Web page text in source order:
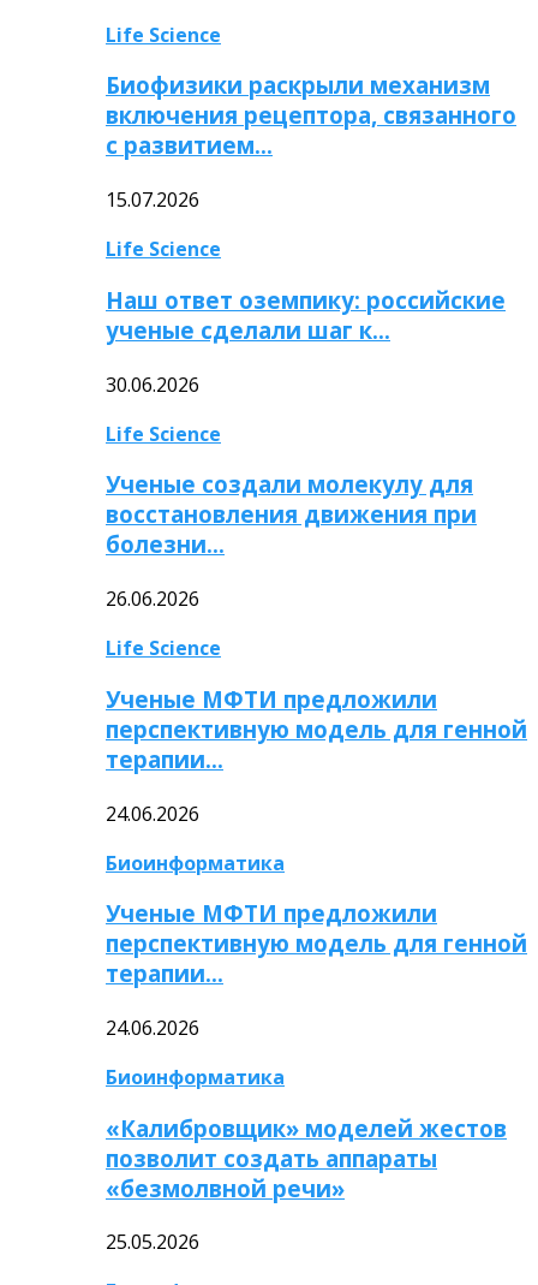
Life Science
Биофизики раскрыли механизм
включения рецептора, связанного
с развитием…
15.07.2026
Life Science
Наш ответ оземпику: российские
ученые сделали шаг к…
30.06.2026
Life Science
Ученые создали молекулу для
восстановления движения при
болезни…
26.06.2026
Life Science
Ученые МФТИ предложили
перспективную модель для генной
терапии…
24.06.2026
Биоинформатика
Ученые МФТИ предложили
перспективную модель для генной
терапии…
24.06.2026
Биоинформатика
«Калибровщик» моделей жестов
позволит создать аппараты
«безмолвной речи»
25.05.2026